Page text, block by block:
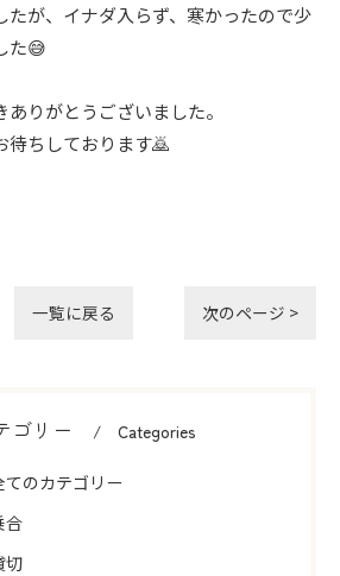
たが、イナダ入らず、寒かったので少
た😅
りがとうございました。
待ちしております🙇
一覧に戻る 次のページ >
ゴリー Categories
てのカテゴリー
合
切